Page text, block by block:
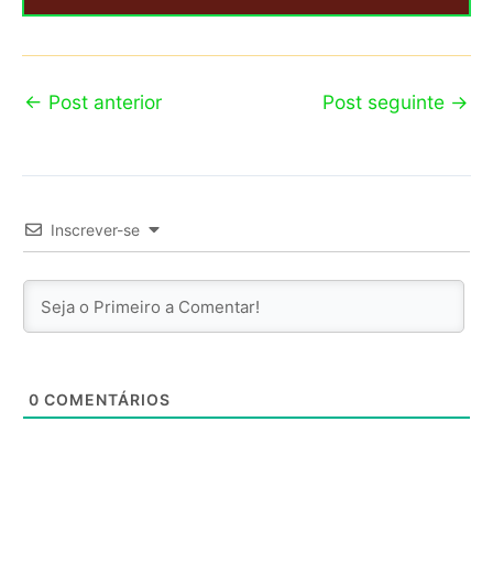
← Post anterior Post seguinte →
Inscrever-se
0 COMENTÁRIOS